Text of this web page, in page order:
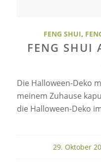
FENG SHUI,
FENG SHUI
Die Halloween-Deko
meinem Zuhause
die Halloween-Deko
29. Oktober
/